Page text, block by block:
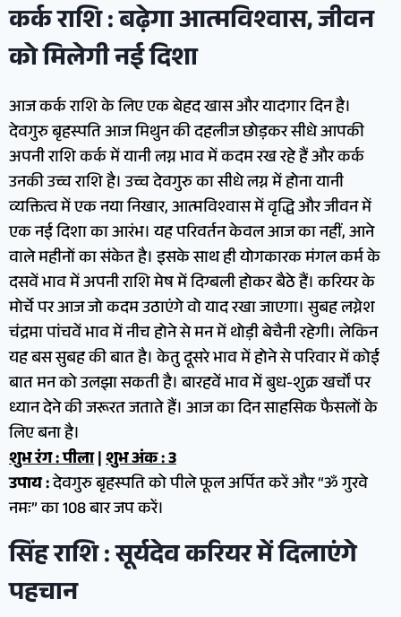
कर्क राशि : बढ़ेगा आत्मविश्वास, जीवन
को मिलेगी नई दिशा
आज कर्क राशि के लिए एक बेहद खास और यादगार दिन है।
देवगुरु बृहस्पति आज मिथुन की दहलीज छोड़कर सीधे आपकी
अपनी राशि कर्क में यानी लग्न भाव में कदम रख रहे हैं और कर्क
उनकी उच्च राशि है। उच्च देवगुरु का सीधे लग्न में होना यानी
व्यक्तित्व में एक नया निखार, आत्मविश्वास में वृद्धि और जीवन में
एक नई दिशा का आरंभ। यह परिवर्तन केवल आज का नहीं, आने
वाले महीनों का संकेत है। इसके साथ ही योगकारक मंगल कर्म के
दसवें भाव में अपनी राशि मेष में दिग्बली होकर बैठे हैं। करियर के
मोर्चे पर आज जो कदम उठाएंगे वो याद रखा जाएगा। सुबह लग्नेश
चंद्रमा पांचवें भाव में नीच होने से मन में थोड़ी बेचैनी रहेगी। लेकिन
यह बस सुबह की बात है। केतु दूसरे भाव में होने से परिवार में कोई
बात मन को उलझा सकती है। बारहवें भाव में बुध-शुक्र खर्चों पर
ध्यान देने की जरूरत जताते हैं। आज का दिन साहसिक फैसलों के
लिए बना है।
शुभ रंग : पीला|शुभ अंक : 3
उपाय :देवगुरु बृहस्पति को पीले फूल अर्पित करें और “ॐ गुरवे
नमः” का 108 बार जप करें।
सिंह राशि : सूर्यदेव करियर में दिलाएंगे
पहचान